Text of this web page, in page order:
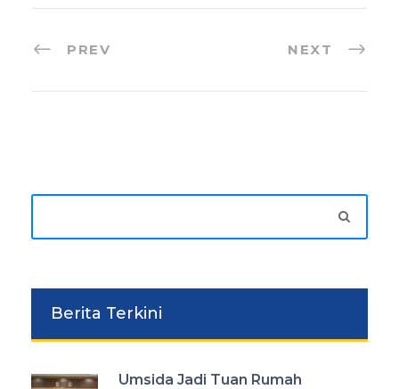
PREV NEXT
Berita Terkini
Umsida Jadi Tuan Rumah